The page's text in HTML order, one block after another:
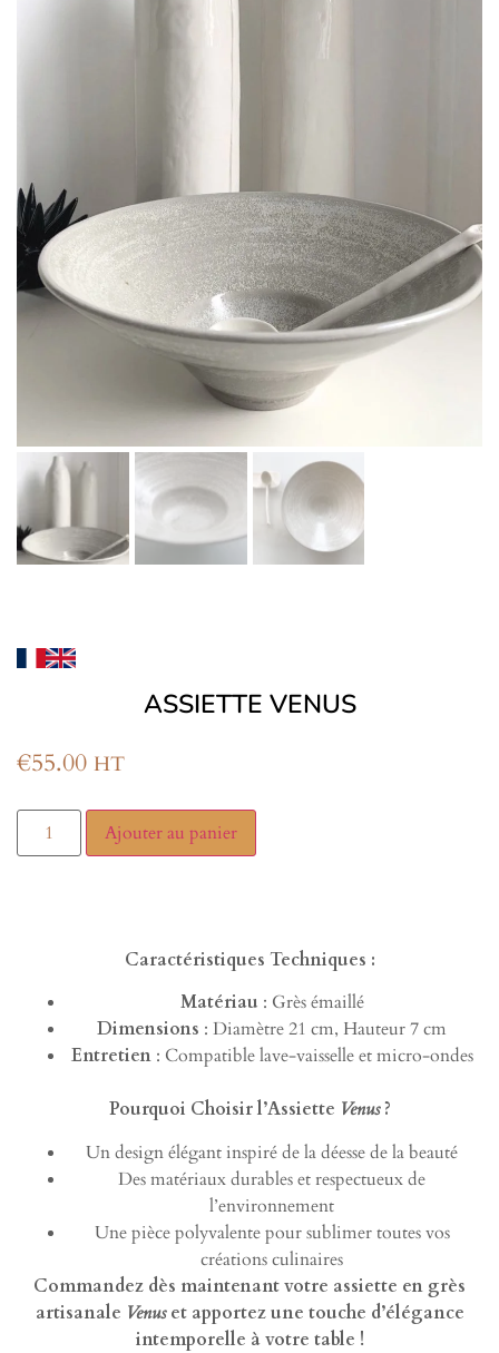
ASSIETTE VENUS
€55.00 HT
Ajouter au panier
Caractéristiques Techniques :
Matériau : Grès émaillé
Dimensions : Diamètre 21 cm, Hauteur 7 cm
Entretien: Compatible lave-vaisselle et micro-ondes
Pourquoi Choisir l’Assiette Venus?
Un design élégant inspiré de la déesse de la beauté
Des matériaux durables et respectueux de
l’environnement
Une pièce polyvalente pour sublimer toutes vos
créations culinaires
Commandez dès maintenant votre assiette en grès
artisanale Venuset apportez une touche d’élégance
intemporelle à votre table !